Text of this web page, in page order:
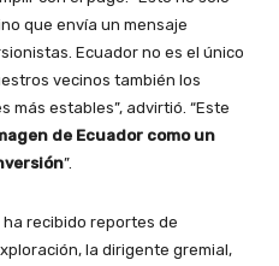
que envía un mensaje
Ecuador no es el único
vecinos también los
estables”, advirtió. “Este
de Ecuador como un
”.
recibido reportes de
la dirigente gremial,